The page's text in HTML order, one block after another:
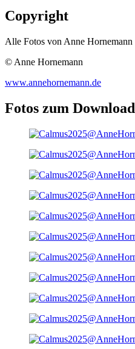
Copyright
Alle Fotos von Anne Hornemann
© Anne Hornemann
www.annehornemann.de
Fotos zum Download